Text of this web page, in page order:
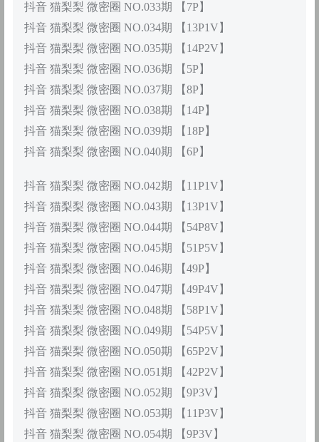
抖音 猫梨梨 微密圈 NO.033期 【7P】
抖音 猫梨梨 微密圈 NO.034期 【13P1V】
抖音 猫梨梨 微密圈 NO.035期 【14P2V】
抖音 猫梨梨 微密圈 NO.036期 【5P】
抖音 猫梨梨 微密圈 NO.037期 【8P】
抖音 猫梨梨 微密圈 NO.038期 【14P】
抖音 猫梨梨 微密圈 NO.039期 【18P】
抖音 猫梨梨 微密圈 NO.040期 【6P】
抖音 猫梨梨 微密圈 NO.042期 【11P1V】
抖音 猫梨梨 微密圈 NO.043期 【13P1V】
抖音 猫梨梨 微密圈 NO.044期 【54P8V】
抖音 猫梨梨 微密圈 NO.045期 【51P5V】
抖音 猫梨梨 微密圈 NO.046期 【49P】
抖音 猫梨梨 微密圈 NO.047期 【49P4V】
抖音 猫梨梨 微密圈 NO.048期 【58P1V】
抖音 猫梨梨 微密圈 NO.049期 【54P5V】
抖音 猫梨梨 微密圈 NO.050期 【65P2V】
抖音 猫梨梨 微密圈 NO.051期 【42P2V】
抖音 猫梨梨 微密圈 NO.052期 【9P3V】
抖音 猫梨梨 微密圈 NO.053期 【11P3V】
抖音 猫梨梨 微密圈 NO.054期 【9P3V】